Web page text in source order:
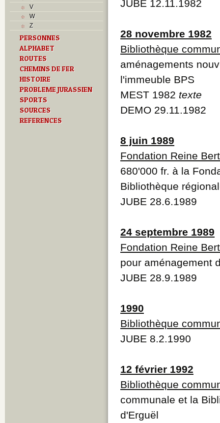
P
Problème jurassien
Q
R
S
T
Textes
U
Z
V
W
Z
PERSONNES
ALPHABET
ROUTES
CHEMINS DE FER
HISTOIRE
PROBLEME JURASSIEN
SPORTS
SOURCES
REFERENCES
JUBE 12.11.1982
28 novembre 1982
Bibliothèque
aménagements
l'immeuble BPS
MEST 1982 texte
DEMO 29.11.1982
8 juin 1989
Fondation Reine
680'000 fr. à la
Bibliothèque
JUBE 28.6.1989
24 septembre 1989
Fondation Reine
pour aménagement
JUBE 28.9.1989
1990
Bibliothèque
JUBE 8.2.1990
12 février 1992
Bibliothèque
communale et la
d'Erguël